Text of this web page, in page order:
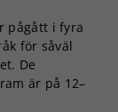
pågått i fyra
för såväl
De
är på 12–